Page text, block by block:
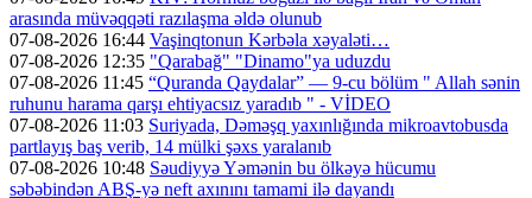
arasında müvəqqəti razılaşma əldə olunub
07-08-2026 16:44 Vaşinqtonun Kərbəla xəyaləti…
07-08-2026 12:35 "Qarabağ" "Dinamo"ya uduzdu
07-08-2026 11:45 “Quranda Qaydalar” — 9-cu bölüm " Allah sənin
ruhunu harama qarşı ehtiyacsız yaradıb " - VİDEO
07-08-2026 11:03 Suriyada, Dəməşq yaxınlığında mikroavtobusda
partlayış baş verib, 14 mülki şəxs yaralanıb
07-08-2026 10:48 Səudiyyə Yəmənin bu ölkəyə hücumu
səbəbindən ABŞ-yə neft axınını tamami ilə dayandı